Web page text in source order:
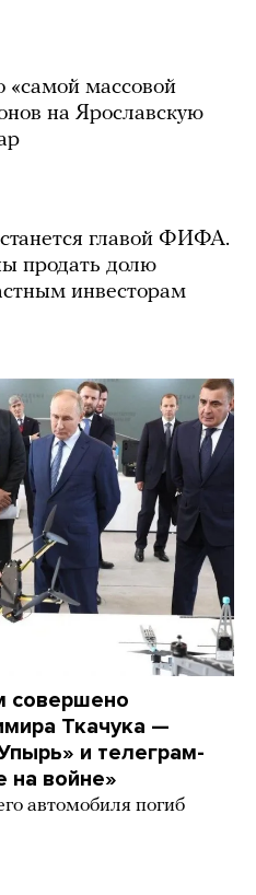
«самой массовой
на Ярославскую
главой ФИФА.
продать долю
инвесторам
совершено
Ткачука —
и телеграм-
на войне»
автомобиля погиб